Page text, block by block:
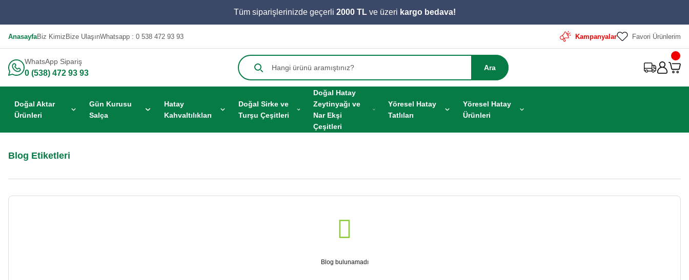
Tüm siparişlerinizde geçerli 2000 TLve üzeri kargo bedava!
AnasayfaBiz KimizBize UlaşınWhatsapp : 0 538 472 93 93 Kampanyalar Favori Ürünlerim
WhatsApp Sipariş
0 (538) 472 93 93
Ara
Doğal Aktar
Ürünleri
Gün Kurusu
Salça
Hatay
Kahvaltılıkları
Doğal Sirke ve
Turşu Çeşitleri
Doğal Hatay
Zeytinyağı ve
Nar Ekşi
Çeşitleri
Yöresel Hatay
Tatlıları
Yöresel Hatay
Ürünleri
Blog Etiketleri
Blog bulunamadı